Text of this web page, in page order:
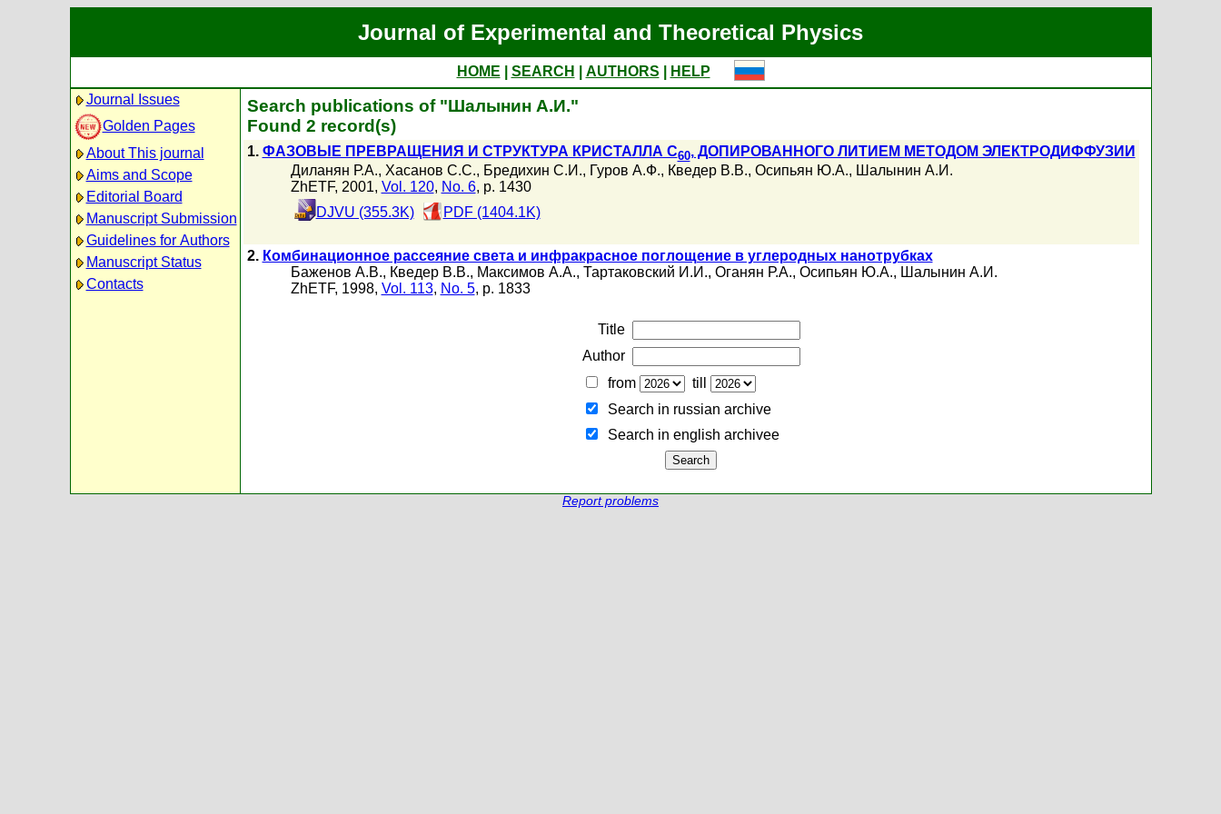
Journal of Experimental and Theoretical Physics
HOME SEARCH AUTHORS
HELP
Journal Issues
Golden Pages
About This journal
Aims and Scope
Editorial Board
Manuscript Submission
Guidelines for Authors
Manuscript Status
Contacts
Search publications of "Шалынин А.И."
Found 2 record(s)
1. ФАЗОВЫЕ ПРЕВРАЩЕНИЯ И СТРУКТУРА КРИСТАЛЛА C60, ДОПИРОВАННОГО ЛИТИЕМ МЕТОДОМ ЭЛЕКТРОДИФФУЗИИ
Диланян Р.А., Хасанов С.С., Бредихин С.И., Гуров А.Ф., Кведер В.В., Осипьян Ю.А., Шалынин А.И.
ZhETF, 2001, Vol. 120, No. 6, p. 1430
DJVU (355.3K)
PDF (1404.1K)
2. Комбинационное рассеяние света и инфракрасное поглощение в углеродных нанотрубках
Баженов А.В., Кведер В.В., Максимов А.А., Тартаковский И.И., Оганян Р.А., Осипьян Ю.А., Шалынин А.И.
ZhETF, 1998, Vol. 113, No. 5, p. 1833
Title
Author
from
till
Search in russian archive
Search in english archiveе
Report problems